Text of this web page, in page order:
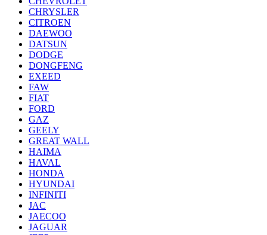
CHRYSLER
CITROEN
DAEWOO
DATSUN
DODGE
DONGFENG
EXEED
FAW
FIAT
FORD
GAZ
GEELY
GREAT WALL
HAIMA
HAVAL
HONDA
HYUNDAI
INFINITI
JAC
JAECOO
JAGUAR